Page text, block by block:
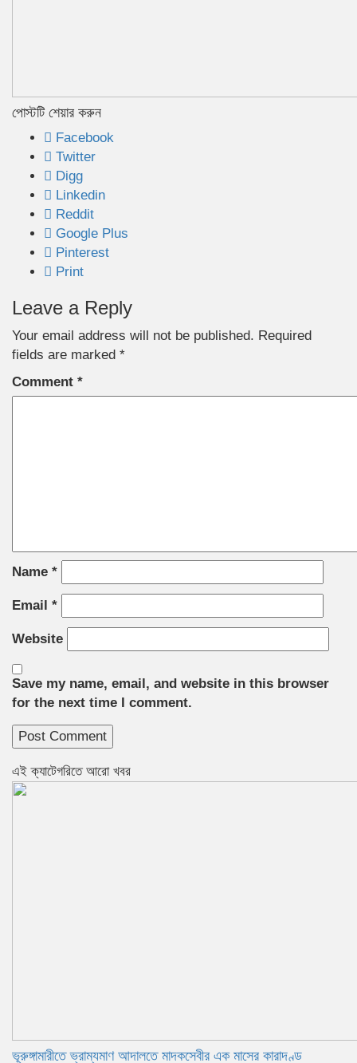
পোস্টটি শেয়ার করুন
Facebook
Twitter
Digg
Linkedin
Reddit
Google Plus
Pinterest
Print
Leave a Reply
Your email address will not be published. Required
fields are marked *
Comment *
Name *
Email *
Website
Save my name, email, and website in this browser
for the next time I comment.
এই ক্যাটেগরিতে আরো খবর
ভূরুঙ্গামারীতে ভ্রাম্যমাণ আদালতে মাদকসেবীর এক মাসের কারাদণ্ড